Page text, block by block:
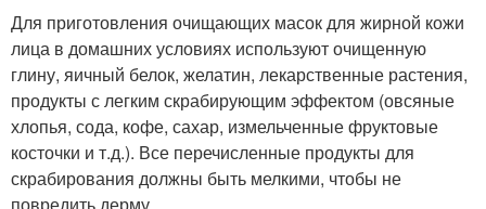
Для приготовления очищающих масок для жирной кожи
лица в домашних условиях используют очищенную
глину, яичный белок, желатин, лекарственные растения,
продукты с легким скрабирующим эффектом (овсяные
хлопья, сода, кофе, сахар, измельченные фруктовые
косточки и т.д.). Все перечисленные продукты для
скрабирования должны быть мелкими, чтобы не